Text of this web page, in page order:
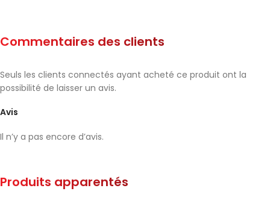
Commentaires des clients
Avis
Il n’y a pas encore d’avis.
Seuls les clients connectés ayant acheté ce produit ont la
possibilité de laisser un avis.
Produits apparentés